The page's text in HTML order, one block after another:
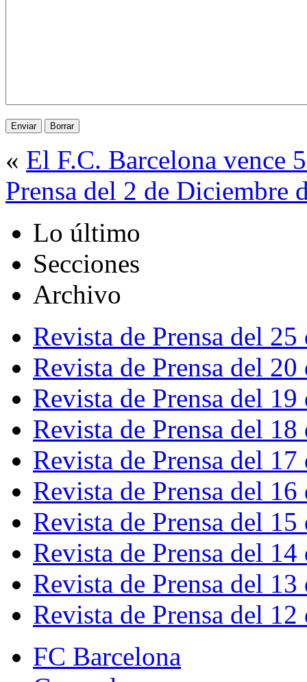
« El F.C. Barcelona vence
Prensa del 2 de Diciembre
Lo último
Secciones
Archivo
Revista de Prensa del
Revista de Prensa del
Revista de Prensa del
Revista de Prensa del
Revista de Prensa del
Revista de Prensa del
Revista de Prensa del
Revista de Prensa del
Revista de Prensa del
Revista de Prensa del
FC Barcelona